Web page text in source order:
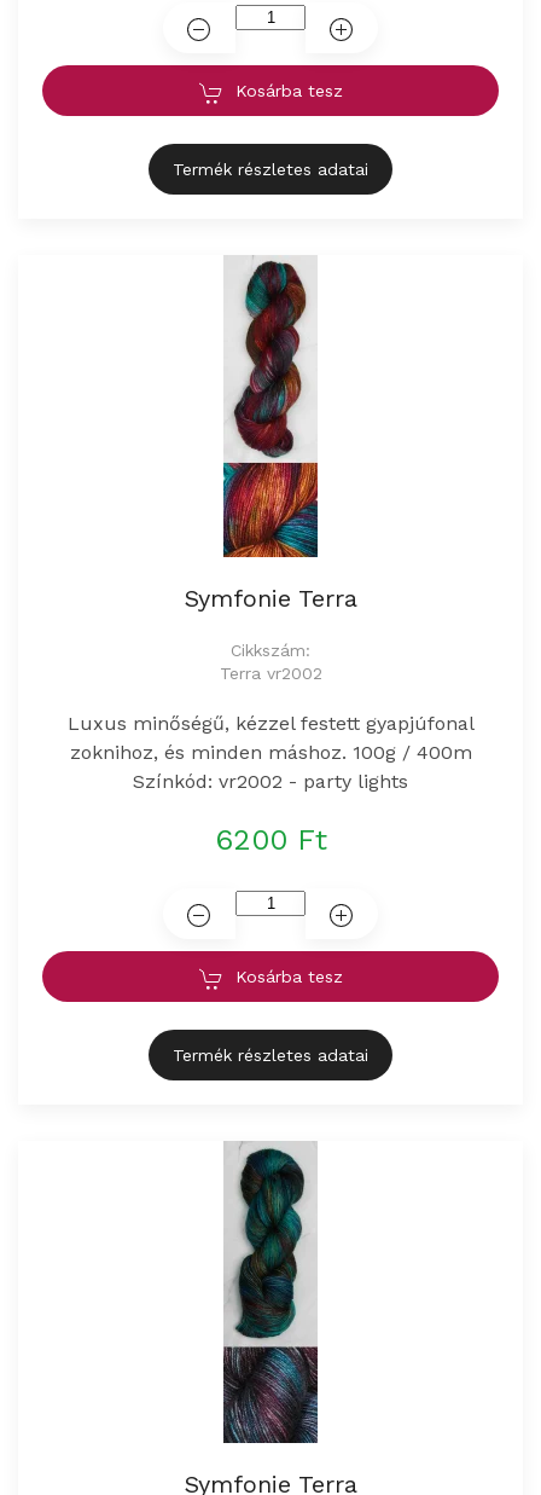
Kosárba tesz
Termék részletes adatai
Symfonie Terra
Cikkszám:
Terra vr2002
Luxus minőségű, kézzel festett gyapjúfonal
zoknihoz, és minden máshoz. 100g / 400m
Színkód: vr2002 - party lights
6200 Ft
Kosárba tesz
Termék részletes adatai
Symfonie Terra